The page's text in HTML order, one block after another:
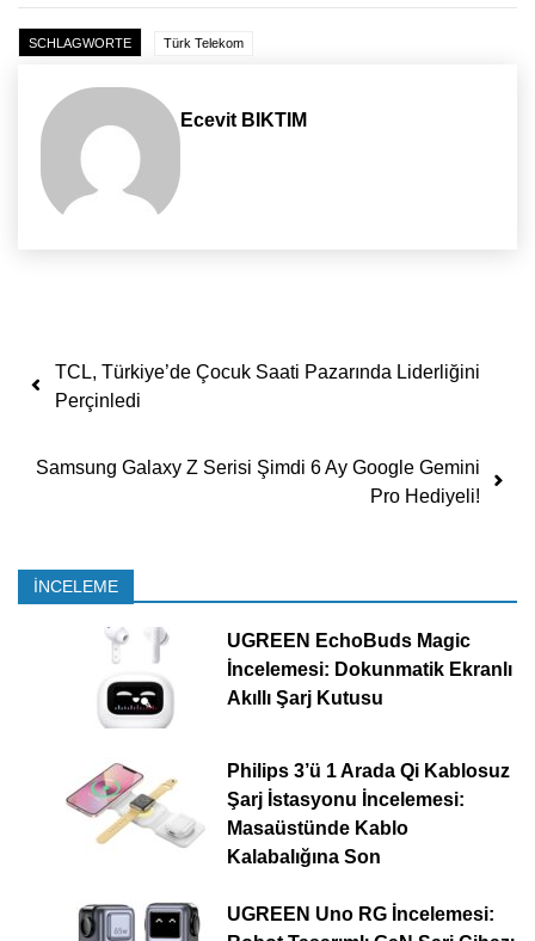
SCHLAGWORTE Türk Telekom
Ecevit BIKTIM
Yazı dolaşımı
TCL, Türkiye’de Çocuk Saati Pazarında Liderliğini
Perçinledi
Samsung Galaxy Z Serisi Şimdi 6 Ay Google Gemini
Pro Hediyeli!
İNCELEME
UGREEN EchoBuds Magic
İncelemesi: Dokunmatik Ekranlı
Akıllı Şarj Kutusu
Philips 3’ü 1 Arada Qi Kablosuz
Şarj İstasyonu İncelemesi:
Masaüstünde Kablo
Kalabalığına Son
UGREEN Uno RG İncelemesi: